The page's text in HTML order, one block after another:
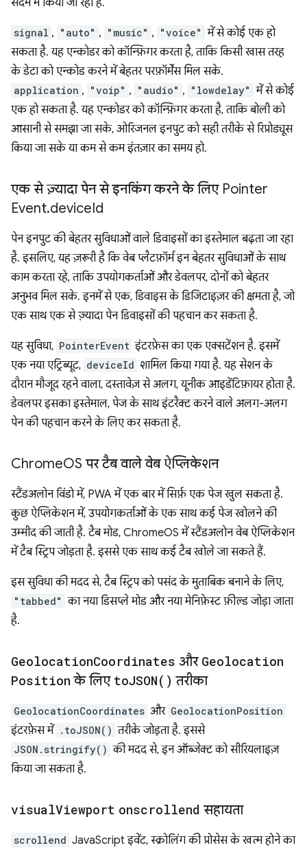
संदर्भ में किया जा रहा है.
signal , "auto" , "music" , "voice" में से कोई एक हो
सकता है. यह एन्कोडर को कॉन्फ़िगर करता है, ताकि किसी खास तरह
के डेटा को एन्कोड करने में बेहतर परफ़ॉर्मेंस मिल सके.
application , "voip" , "audio" , "lowdelay" में से कोई
एक हो सकता है. यह एन्कोडर को कॉन्फ़िगर करता है, ताकि बोली को
आसानी से समझा जा सके, ओरिजनल इनपुट को सही तरीके से रिप्रोड्यूस
किया जा सके या कम से कम इंतज़ार का समय हो.
एक से ज़्यादा पेन से इनकिंग करने के लिए Pointer
Event.deviceId
पेन इनपुट की बेहतर सुविधाओं वाले डिवाइसों का इस्तेमाल बढ़ता जा रहा
है. इसलिए, यह ज़रूरी है कि वेब प्लैटफ़ॉर्म इन बेहतर सुविधाओं के साथ
काम करता रहे, ताकि उपयोगकर्ताओं और डेवलपर, दोनों को बेहतर
अनुभव मिल सके. इनमें से एक, डिवाइस के डिजिटाइज़र की क्षमता है, जो
एक साथ एक से ज़्यादा पेन डिवाइसों की पहचान कर सकता है.
यह सुविधा, PointerEvent इंटरफ़ेस का एक एक्सटेंशन है. इसमें
एक नया एट्रिब्यूट, deviceId शामिल किया गया है. यह सेशन के
दौरान मौजूद रहने वाला, दस्तावेज़ से अलग, यूनीक आइडेंटिफ़ायर होता है.
डेवलपर इसका इस्तेमाल, पेज के साथ इंटरैक्ट करने वाले अलग-अलग
पेन की पहचान करने के लिए कर सकता है.
ChromeOS पर टैब वाले वेब ऐप्लिकेशन
स्टैंडअलोन विंडो में, PWA में एक बार में सिर्फ़ एक पेज खुल सकता है.
कुछ ऐप्लिकेशन में, उपयोगकर्ताओं के एक साथ कई पेज खोलने की
उम्मीद की जाती है. टैब मोड, ChromeOS में स्टैंडअलोन वेब ऐप्लिकेशन
में टैब स्ट्रिप जोड़ता है. इससे एक साथ कई टैब खोले जा सकते हैं.
इस सुविधा की मदद से, टैब स्ट्रिप को पसंद के मुताबिक बनाने के लिए,
"tabbed" का नया डिसप्ले मोड और नया मेनिफ़ेस्ट फ़ील्ड जोड़ा जाता
है.
GeolocationCoordinates और Geolocation
Position के लिए toJSON( ) तरीका
GeolocationCoordinates और GeolocationPosition
इंटरफ़ेस में .toJSON() तरीके जोड़ता है. इससे
JSON.stringify() की मदद से, इन ऑब्जेक्ट को सीरियलाइज़
किया जा सकता है.
visualViewport onscrollend सहायता
scrollend JavaScript इवेंट, स्क्रोलिंग की प्रोसेस के खत्म होने का